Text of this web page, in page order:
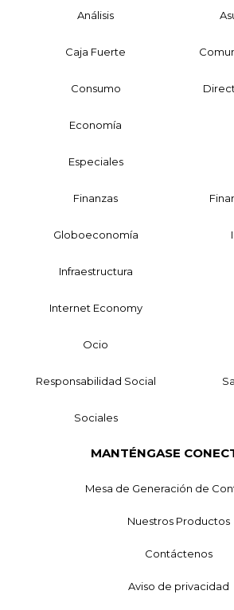
Análisis
Caja Fuerte
Consumo
Economía
Especiales
Finanzas
Globoeconomía
Infraestructura
Internet Economy
Ocio
Responsabilidad Social
Sociales
MANTÉNGASE
Mesa de Generación de
Nuestros Productos
Contáctenos
Aviso de privacidad